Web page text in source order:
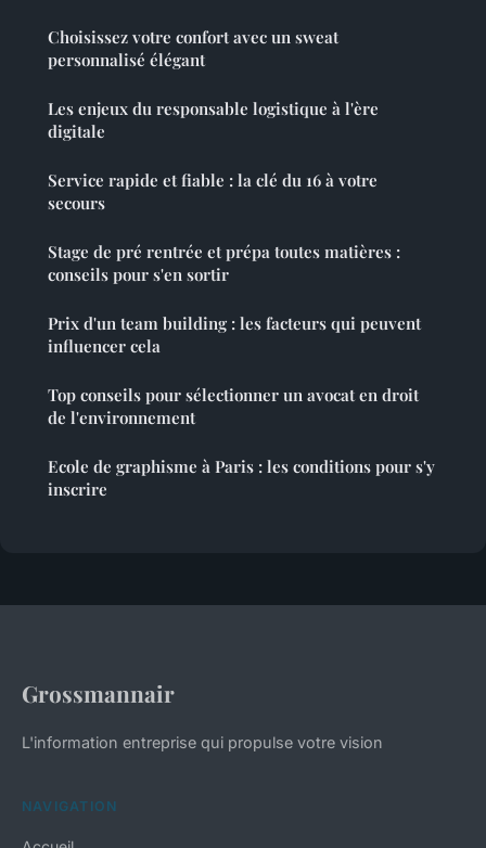
Choisissez votre confort avec un sweat
personnalisé élégant
Les enjeux du responsable logistique à l'ère
digitale
Service rapide et fiable : la clé du 16 à votre
secours
Stage de pré rentrée et prépa toutes matières :
conseils pour s'en sortir
Prix d'un team building : les facteurs qui peuvent
influencer cela
Top conseils pour sélectionner un avocat en droit
de l'environnement
Ecole de graphisme à Paris : les conditions pour s'y
inscrire
Grossmannair
L'information entreprise qui propulse votre vision
NAVIGATION